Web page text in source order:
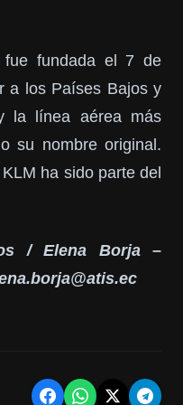
fue fundada el 7 de
a los Países Bajos y
la línea aérea más
su nombre original.
ha sido parte del
/ Elena Borja –